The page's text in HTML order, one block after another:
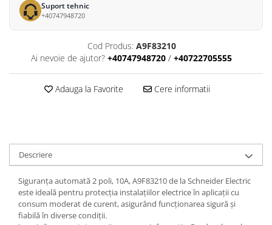
Suport tehnic
+40747948720
Cod Produs: A9F83210
Ai nevoie de ajutor? +40747948720 / +40722705555
Adauga la Favorite Cere informatii
Descriere
Siguranța automată 2 poli, 10A, A9F83210 de la Schneider Electric
este ideală pentru protecția instalațiilor electrice în aplicații cu
consum moderat de curent, asigurând funcționarea sigură și
fiabilă în diverse condiții.